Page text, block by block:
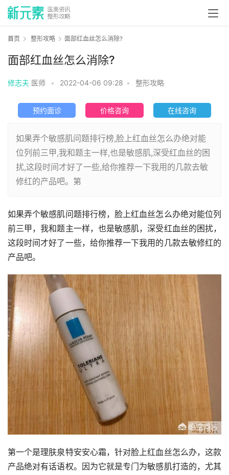
首页 整形攻略 面部红血丝怎么消除?
面部红血丝怎么消除?
修志夫 医师 • 2022-04-06 09:28 • 整形攻略
预约面诊 价格咨询 在线咨询
如果弄个敏感肌问题排行榜,脸上红血丝怎么办绝对能
位列前三甲,我和题主一样,也是敏感肌,深受红血丝的困
扰,这段时间才好了一些,给你推荐一下我用的几款去敏
修红的产品吧。第
如果弄个敏感肌问题排行榜，脸上红血丝怎么办绝对能位列
前三甲，我和题主一样，也是敏感肌，深受红血丝的困扰，
这段时间才好了一些，给你推荐一下我用的几款去敏修红的
产品吧。
第一个是理肤泉特安安心霜，针对脸上红血丝怎么办，这款
产品绝对有话语权。因为它就是专门为敏感肌打造的，尤其